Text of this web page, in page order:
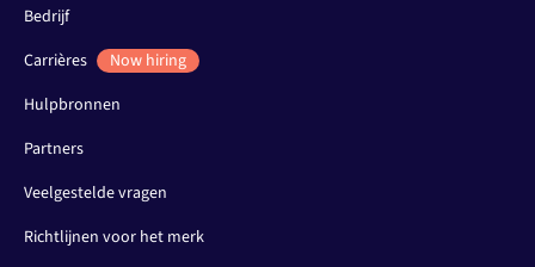
Bedrijf
Carrières
Now hiring
Hulpbronnen
Partners
Veelgestelde vragen
Richtlijnen voor het merk